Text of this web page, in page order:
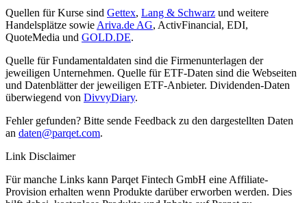
Quellen für Kurse sind Gettex, Lang & Schwarz und weitere
Handelsplätze sowieAriva.de AG, ActivFinancial, EDI,
QuoteMedia und GOLD.DE.
Quelle für Fundamentaldaten sind die Firmenunterlagen der
jeweiligen Unternehmen. Quelle für ETF-Daten sind die Webseiten
und Datenblätter der jeweiligen ETF-Anbieter. Dividenden-Daten
überwiegend von DivvyDiary.
Fehler gefunden? Bitte sende Feedback zu den dargestellten Daten
an daten@parqet.com.
Link Disclaimer
Für manche Links kann Parqet Fintech GmbH eine Affiliate-
Provision erhalten wenn Produkte darüber erworben werden. Dies